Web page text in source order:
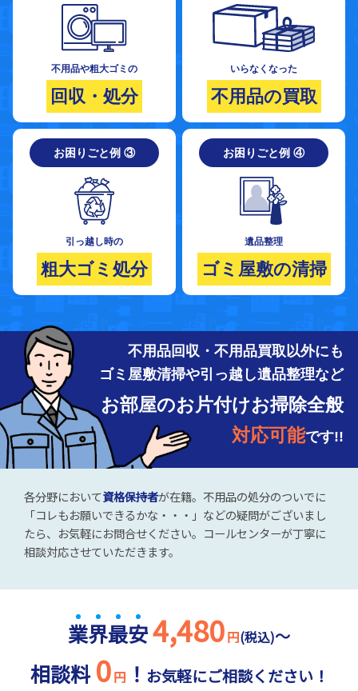
不用品や粗大ゴミの
回収・処分
いらなくなった
不用品の買取
お困りごと例 ③
引っ越し時の
粗大ゴミ処分
お困りごと例 ④
遺品整理
ゴミ屋敷の清掃
不用品回収・不用品買取以外にも
ゴミ屋敷清掃や引っ越し遺品整理など
お部屋のお片付けお掃除全般
対応可能です!!
各分野において資格保持者が在籍。不用品の処分のついでに
「コレもお願いできるかな・・・」などの疑問がございまし
たら、お気軽にお問合せください。コールセンターが丁寧に
相談対応させていただきます。
業界最安4,480円(税込)～
相談料 0 円 ！ お気軽にご相談ください！